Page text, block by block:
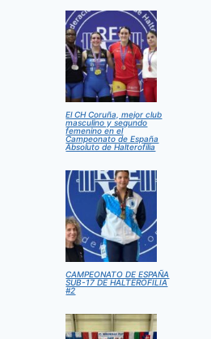
El CH Coruña, mejor club
masculino y segundo
femenino en el
Campeonato de España
Absoluto de Halterofilia
CAMPEONATO DE ESPAÑA
SUB-17 DE HALTEROFILIA
#2